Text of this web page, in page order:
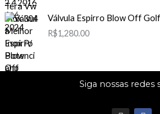
Válvula Espirro Blow Off
R$1,280.00
Siga nossas redes
I
F